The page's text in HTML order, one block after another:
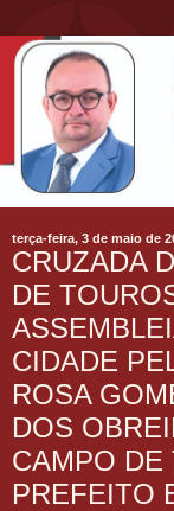
terça-feira, 3 de maio de
CRUZADA
DE
CIDADE
ROSA
DOS
CAMPO DE
PREFEITO